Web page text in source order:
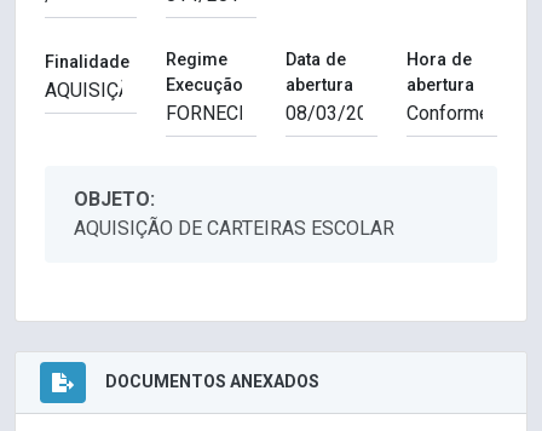
Finalidade
Regime
Execução
Data de
abertura
Hora de
abertura
OBJETO:
AQUISIÇÃO DE CARTEIRAS ESCOLAR
DOCUMENTOS ANEXADOS